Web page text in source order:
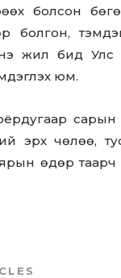
болсон
болгон,
жил бид Улс
юм.
эрх чөлөө,
өдөр таарч